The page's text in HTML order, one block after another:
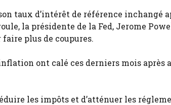
taux d’intérêt de référence inchangé
la présidente de la Fed, Jerome
faire plus de coupures.
ont calé ces derniers mois après
les impôts et d’atténuer les